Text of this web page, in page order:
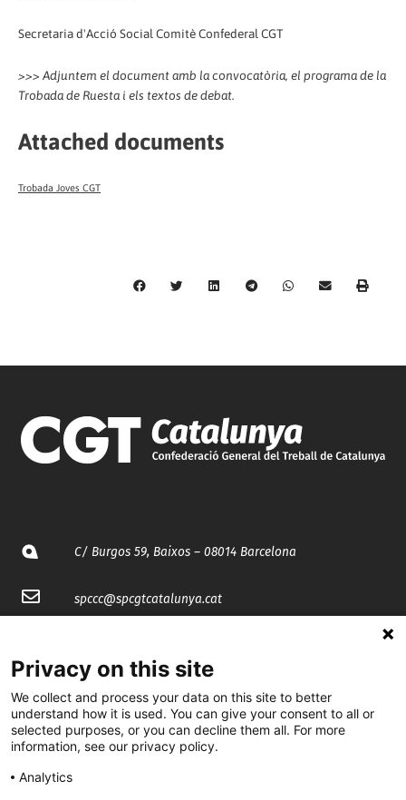
Secretaria d'Acció Social Comitè Confederal CGT
>>> Adjuntem el document amb la convocatòria, el programa de la
Trobada de Ruesta i els textos de debat.
Attached documents
Trobada Joves CGT
C/ Burgos 59, Baixos – 08014 Barcelona
spccc@spcgtcatalunya.cat
@CGTCatalunya
cgtcatalunya
Privacy on this site
We collect and process your data on this site to better
understand how it is used. You can give your consent to all or
selected purposes, or you can decline them all. For more
information, see our privacy policy.
Analytics